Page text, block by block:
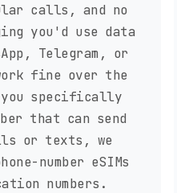
calls, and no
you'd use data
Telegram, or
fine over the
specifically
that can send
or texts, we
number eSIMs
numbers.